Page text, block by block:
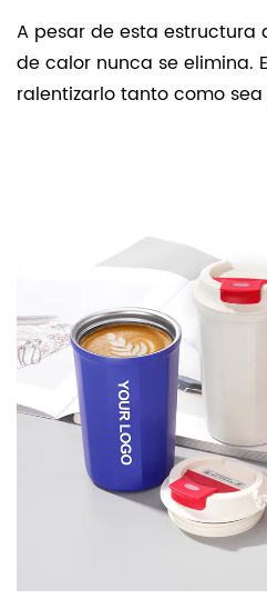
A pesar de esta estructura
de calor nunca se elimina.
ralentizarlo tanto como sea